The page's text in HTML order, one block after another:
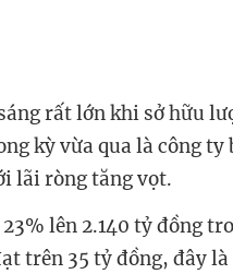
rất lớn khi sở hữu
kỳ vừa qua là công ty
lãi ròng tăng vọt.
lên 2.140 tỷ đồng
trên 35 tỷ đồng, đây